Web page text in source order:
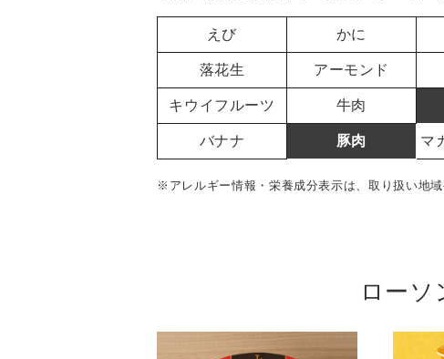
えび かに
落花生 アーモンド
キウイフルーツ 牛肉
バナナ 豚肉 マ
※アレルギー情報・栄養成分表示は、取り扱い地
ロー